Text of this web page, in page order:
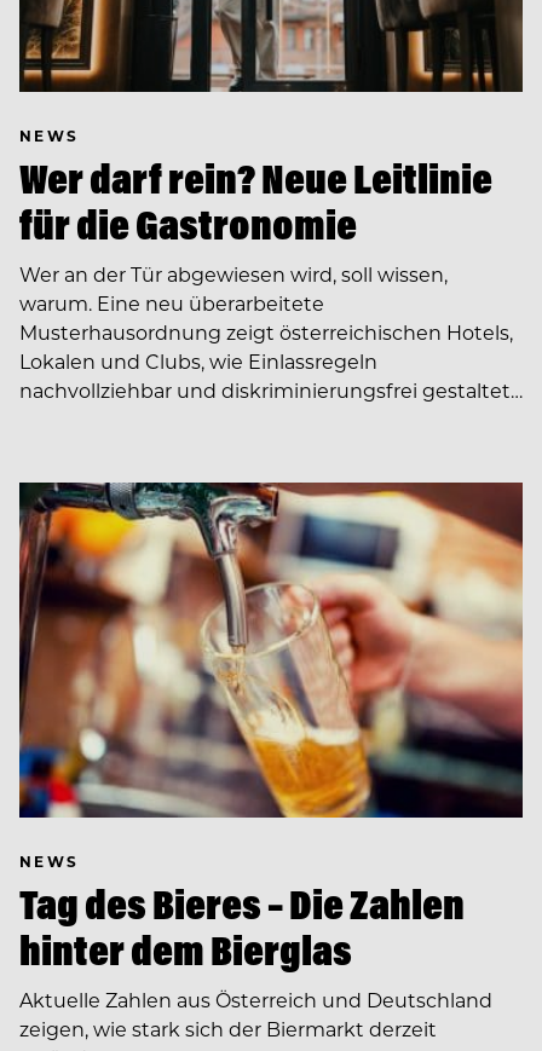
NEWS
Wer darf rein? Neue Leitlinie
für die Gastronomie
Wer an der Tür abgewiesen wird, soll wissen,
warum. Eine neu überarbeitete
Musterhausordnung zeigt österreichischen Hotels,
Lokalen und Clubs, wie Einlassregeln
nachvollziehbar und diskriminierungsfrei gestaltet…
NEWS
Tag des Bieres – Die Zahlen
hinter dem Bierglas
Aktuelle Zahlen aus Österreich und Deutschland
zeigen, wie stark sich der Biermarkt derzeit